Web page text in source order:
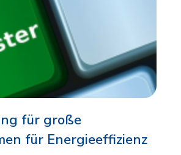
für große
für Energieeffizienz